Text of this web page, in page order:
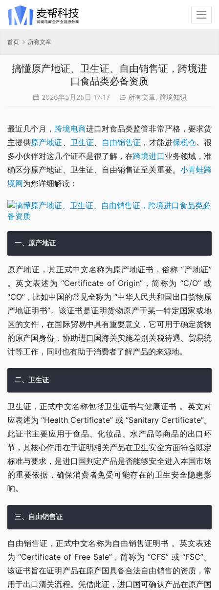
首页 所有文章
搞懂原产地证、卫生证、自由销售证，跨境进
口食品类必备资质
2026年5月25日 17:17 所有文章, 跨境知识
最近几个月， 跨境电商进口对食品类监管非常严格，要求货
主提供原产地证 、 卫生证、 自由销售证 ，才能进保税仓。很
多小伙伴对这几个证不是很了解，在跨境进口业务领域，准
确区分原产地证、卫生证、自由销售证至关重要。 小青蛙跨
境网为您详细解读：
一、原产地证
原产地证，其正式中文名称为原产地证书，俗称 “产地证”
。英文表述为 “Certificate of Origin”，简称为 “C/O” 或
“CO”，比如中国的常见全称为 “中华人民共和国出口货物原
产地证明书”。该证书是证明货物原产于某一特定国家或地
区的文件，在国际贸易中具有重要意义，它可用于确定货物
的原产国身份，协助进口国海关实施差别关税待遇、贸易统
计等工作，同时也有助于消费者了解产品的来源地。
二、卫生证
卫生证，正式中文名称包括卫生证书与健康证书 。英文对
应表述为 “Health Certificate” 或 “Sanitary Certificate”。
此证书主要应用于食品、化妆品、水产品等商品的出口环
节，其核心作用在于证明相关产品在卫生安全方面符合既定
标准与要求，是进口国判定产品是否能够安全进入本国市场
的重要依据，确保消费者免受可能存在的卫生安全隐患影
响。
三、自由销售证
自由销售证，正式中文名称为自由销售证明书 。英文表述
为 “Certificate of Free Sale”，简称为 “CFS” 或 “FSC”。
该证书旨在证明产品在原产国具备合法自由销售的资质，常
用于出口清关流程。凭借此证，进口国可确认产品在原产国